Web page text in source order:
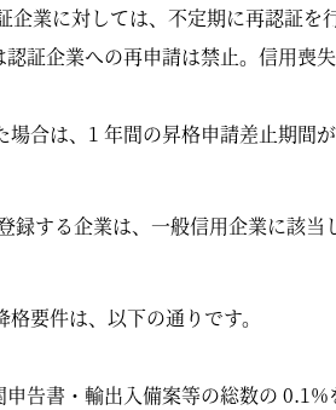
業に対しては、不定期に再認証を
証企業への再申請は禁止。信用喪
合は、1 年間の昇格申請差止期間が
する企業は、一般信用企業に該当
要件は、以下の通りです。
告書・輸出入備案等の総数の